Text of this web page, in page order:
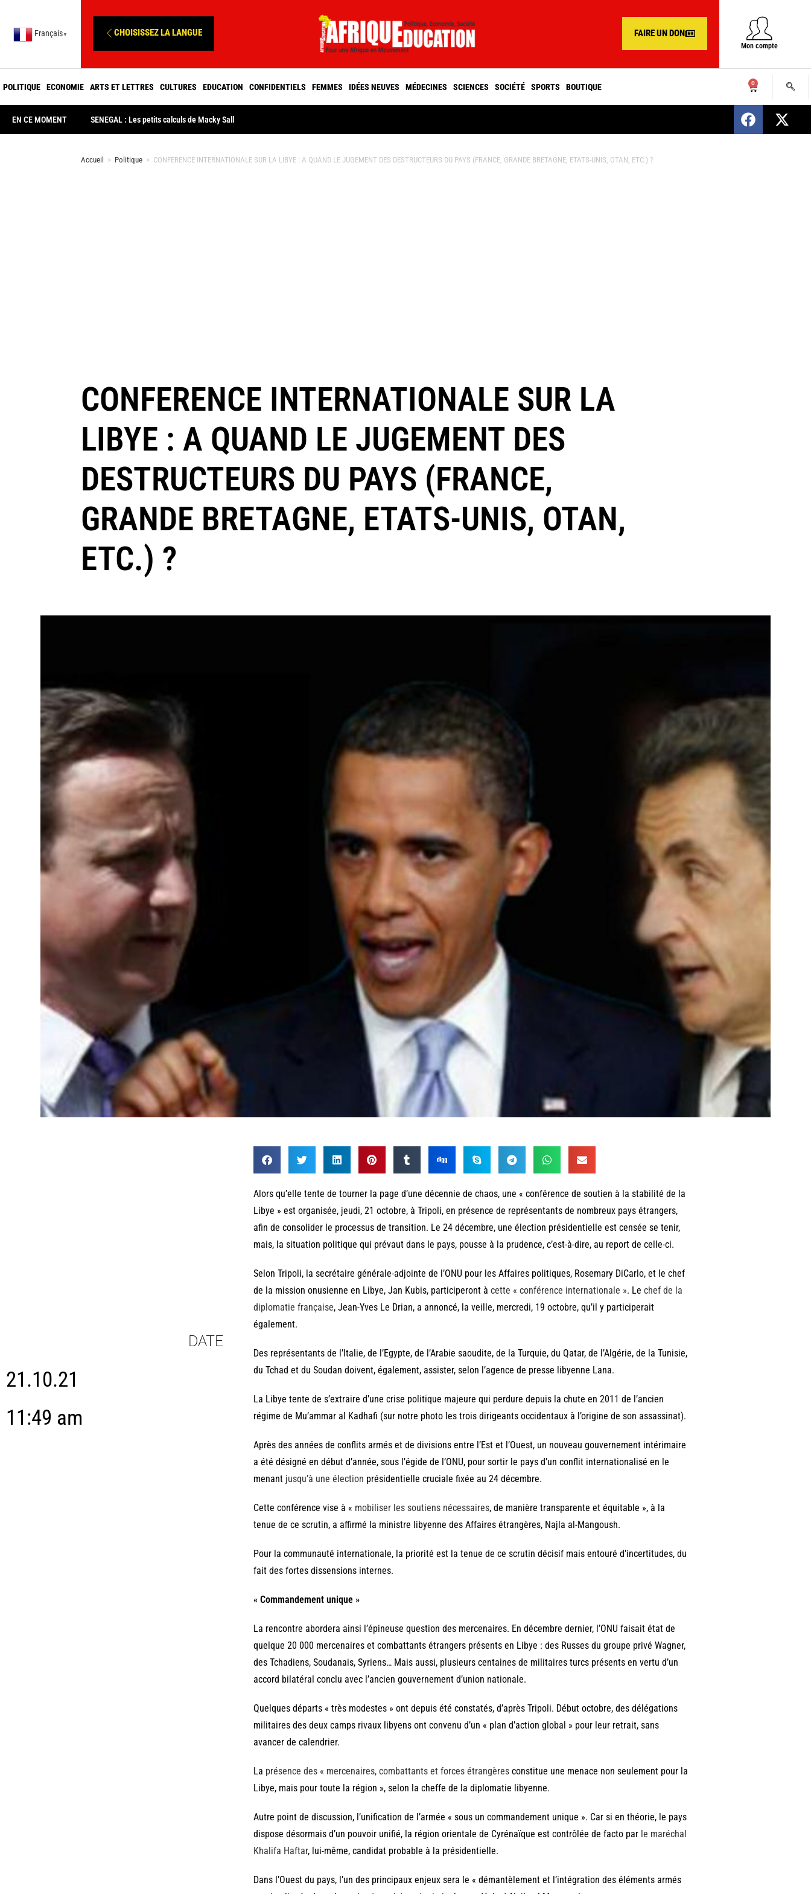
Français ▼ CHOISISSEZ LA LANGUE FAIRE UN DON
Mon compte
POLITIQUE ECONOMIE ARTS ET LETTRES CULTURES EDUCATION CONFIDENTIELS FEMMES IDÉES NEUVES MÉDECINES SCIENCES SOCIÉTÉ SPORTS BOUTIQUE 0
EN CE MOMENT SENEGAL : Les petits calculs de Macky Sall SENEGAL : Nomination d’un nouveau
Accueil > Politique > CONFERENCE INTERNATIONALE SUR LA LIBYE : A QUAND LE JUGEMENT DES DESTRUCTEURS DU PAYS (FRANCE, GRANDE BRETAGNE, ETATS-UNIS, OTAN, ETC.) ?
CONFERENCE INTERNATIONALE SUR LA
LIBYE : A QUAND LE JUGEMENT DES
DESTRUCTEURS DU PAYS (FRANCE,
GRANDE BRETAGNE, ETATS-UNIS, OTAN,
ETC.) ?
DATE
21.10.21
11:49 am
Alors qu’elle tente de tourner la page d’une décennie de chaos, une « conférence de soutien à la stabilité de la
Libye » est organisée, jeudi, 21 octobre, à Tripoli, en présence de représentants de nombreux pays étrangers,
afin de consolider le processus de transition. Le 24 décembre, une élection présidentielle est censée se tenir,
mais, la situation politique qui prévaut dans le pays, pousse à la prudence, c’est-à-dire, au report de celle-ci.
Selon Tripoli, la secrétaire générale-adjointe de l’ONU pour les Affaires politiques, Rosemary DiCarlo, et le chef
de la mission onusienne en Libye, Jan Kubis, participeront à cette « conférence internationale ». Le chef de la
diplomatie française, Jean-Yves Le Drian, a annoncé, la veille, mercredi, 19 octobre, qu’il y participerait
également.
Des représentants de l’Italie, de l’Egypte, de l’Arabie saoudite, de la Turquie, du Qatar, de l’Algérie, de la Tunisie,
du Tchad et du Soudan doivent, également, assister, selon l’agence de presse libyenne Lana.
La Libye tente de s’extraire d’une crise politique majeure qui perdure depuis la chute en 2011 de l’ancien
régime de Mu’ammar al Kadhafi (sur notre photo les trois dirigeants occidentaux à l’origine de son assassinat).
Après des années de conflits armés et de divisions entre l’Est et l’Ouest, un nouveau gouvernement intérimaire
a été désigné en début d’année, sous l’égide de l’ONU, pour sortir le pays d’un conflit internationalisé en le
menant jusqu’à une élection présidentielle cruciale fixée au 24 décembre.
Cette conférence vise à « mobiliser les soutiens nécessaires, de manière transparente et équitable », à la
tenue de ce scrutin, a affirmé la ministre libyenne des Affaires étrangères, Najla al-Mangoush.
Pour la communauté internationale, la priorité est la tenue de ce scrutin décisif mais entouré d’incertitudes, du
fait des fortes dissensions internes.
« Commandement unique »
La rencontre abordera ainsi l’épineuse question des mercenaires. En décembre dernier, l’ONU faisait état de
quelque 20 000 mercenaires et combattants étrangers présents en Libye : des Russes du groupe privé Wagner,
des Tchadiens, Soudanais, Syriens… Mais aussi, plusieurs centaines de militaires turcs présents en vertu d’un
accord bilatéral conclu avec l’ancien gouvernement d’union nationale.
Quelques départs « très modestes » ont depuis été constatés, d’après Tripoli. Début octobre, des délégations
militaires des deux camps rivaux libyens ont convenu d’un « plan d’action global » pour leur retrait, sans
avancer de calendrier.
La présence des « mercenaires, combattants et forces étrangèresconstitue une menace non seulement pour la
Libye, mais pour toute la région », selon la cheffe de la diplomatie libyenne.
Autre point de discussion, l’unification de l’armée « sous un commandement unique ». Car si en théorie, le pays
dispose désormais d’un pouvoir unifié, la région orientale de Cyrénaïque est contrôlée de facto par le maréchal
Khalifa Haftar, lui-même, candidat probable à la présidentielle.
Dans l’Ouest du pays, l’un des principaux enjeux sera le « démantèlement et l’intégration des éléments armés